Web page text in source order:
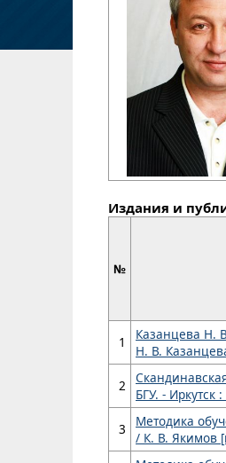
Издания и
№
1
Казанцева Н.
Н. В.
2
БГУ. - Иркутск
3
Методика
/ К. В. Якимов